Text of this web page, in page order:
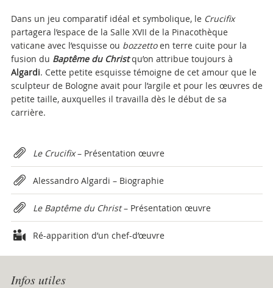
Dans un jeu comparatif idéal et symbolique, le Crucifix
partagera l’espace de la Salle XVII de la Pinacothèque
vaticane avec l’esquisse ou bozzettoen terre cuite pour la
fusion du Baptême du Christqu’on attribue toujours à
Algardi. Cette petite esquisse témoigne de cet amour que le
sculpteur de Bologne avait pour l’argile et pour les œuvres de
petite taille, auxquelles il travailla dès le début de sa
carrière.
Attachments
Le Crucifix– Présentation œuvre
Alessandro Algardi – Biographie
Le Baptême du Christ– Présentation œuvre
Ré-apparition d’un chef-d’œuvre
Infos utiles